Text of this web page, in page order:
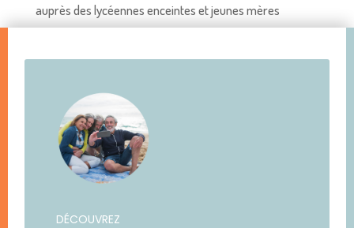
auprès des lycéennes enceintes et jeunes mères
DÉCOUVREZ